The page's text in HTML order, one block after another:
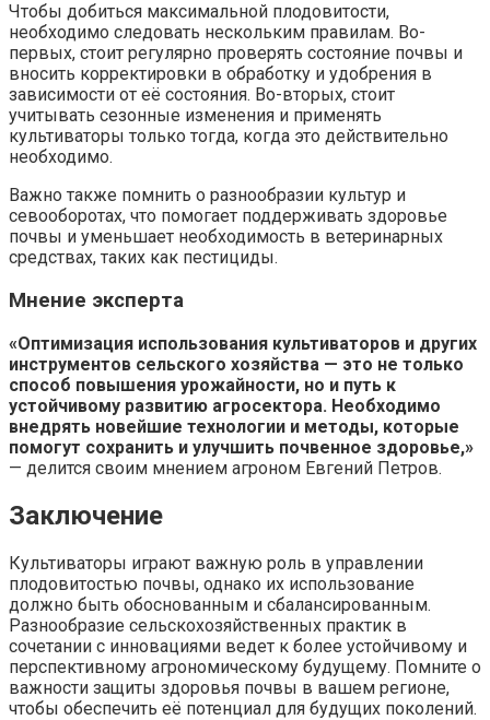
Чтобы добиться максимальной плодовитости,
необходимо следовать нескольким правилам. Во-
первых, стоит регулярно проверять состояние почвы и
вносить корректировки в обработку и удобрения в
зависимости от её состояния. Во-вторых, стоит
учитывать сезонные изменения и применять
культиваторы только тогда, когда это действительно
необходимо.
Важно также помнить о разнообразии культур и
севооборотах, что помогает поддерживать здоровье
почвы и уменьшает необходимость в ветеринарных
средствах, таких как пестициды.
Мнение эксперта
«Оптимизация использования культиваторов и других
инструментов сельского хозяйства — это не только
способ повышения урожайности, но и путь к
устойчивому развитию агросектора. Необходимо
внедрять новейшие технологии и методы, которые
помогут сохранить и улучшить почвенное здоровье,»
— делится своим мнением агроном Евгений Петров.
Заключение
Культиваторы играют важную роль в управлении
плодовитостью почвы, однако их использование
должно быть обоснованным и сбалансированным.
Разнообразие сельскохозяйственных практик в
сочетании с инновациями ведет к более устойчивому и
перспективному агрономическому будущему. Помните о
важности защиты здоровья почвы в вашем регионе,
чтобы обеспечить её потенциал для будущих поколений.